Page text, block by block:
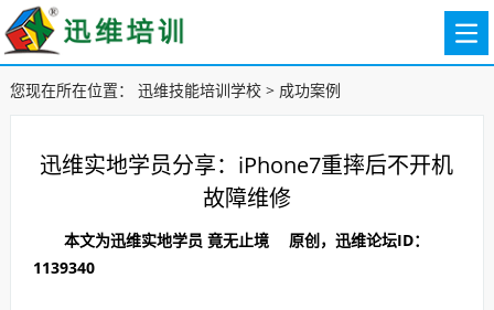
您现在所在位置： 迅维技能培训学校> 成功案例
迅维实地学员分享：iPhone7重摔后不开机
故障维修
本文为迅维实地学员 竟无止境原创，迅维论坛ID：
1139340